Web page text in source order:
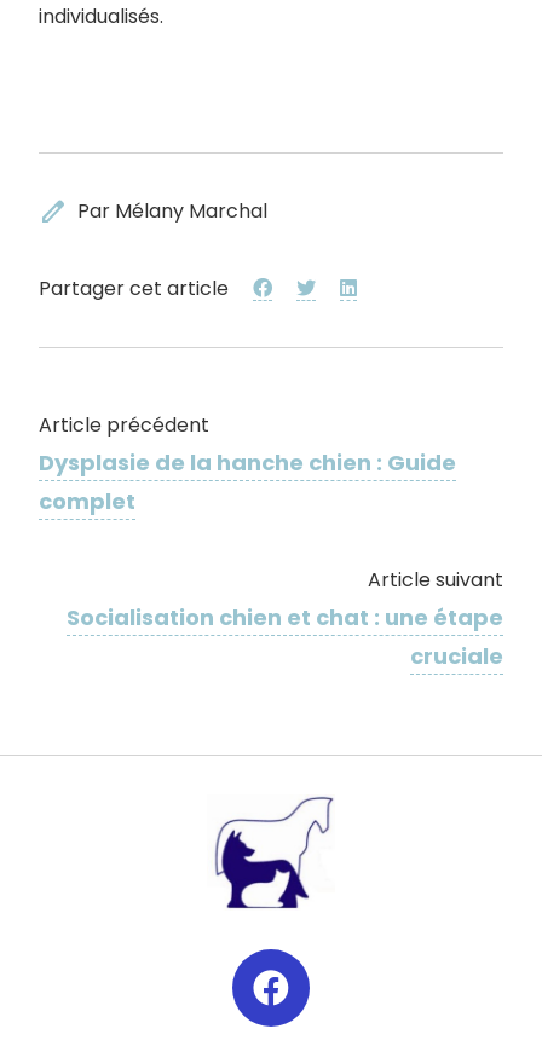
individualisés.
edit Par Mélany Marchal
Partager cet article
Article précédent
Dysplasie de la hanche chien : Guide
complet
Article suivant
Socialisation chien et chat : une étape
cruciale